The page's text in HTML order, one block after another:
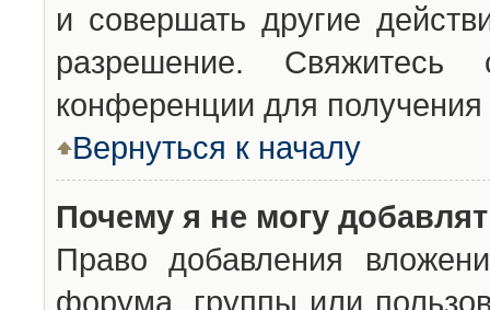
и совершать другие
разрешение. Свяжитесь
конференции для получения
Вернуться к началу
Почему я не могу
Право добавления
форума, группы или